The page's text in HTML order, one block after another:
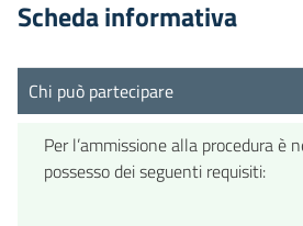
Scheda informativa
Chi può partecipare
Per l’ammissione alla procedura è
possesso dei seguenti requisiti: